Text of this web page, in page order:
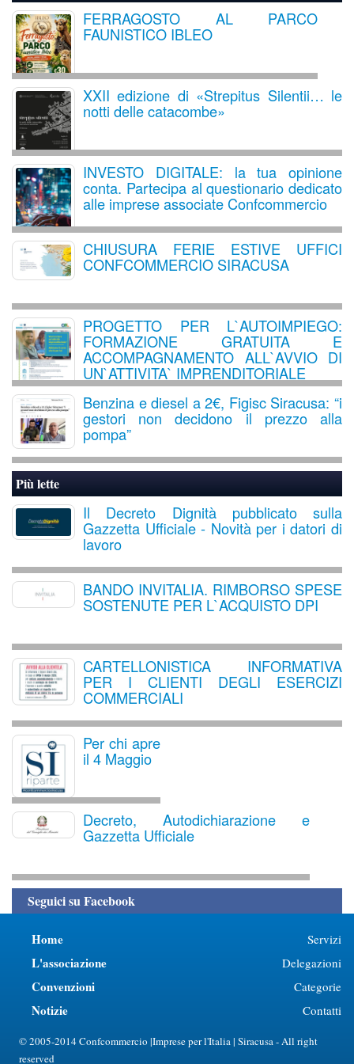
FERRAGOSTO AL PARCO
FAUNISTICO IBLEO
XXII edizione di «Strepitus Silentii… le
notti delle catacombe»
INVESTO DIGITALE: la tua opinione
conta. Partecipa al questionario dedicato
alle imprese associate Confcommercio
CHIUSURA FERIE ESTIVE UFFICI
CONFCOMMERCIO SIRACUSA
PROGETTO PER L`AUTOIMPIEGO:
FORMAZIONE GRATUITA E
ACCOMPAGNAMENTO ALL`AVVIO DI
UN`ATTIVITA` IMPRENDITORIALE
Benzina e diesel a 2€, Figisc Siracusa: “i
gestori non decidono il prezzo alla
pompa”
Più lette
Il Decreto Dignità pubblicato sulla
Gazzetta Ufficiale - Novità per i datori di
lavoro
BANDO INVITALIA. RIMBORSO SPESE
SOSTENUTE PER L`ACQUISTO DPI
CARTELLONISTICA INFORMATIVA
PER I CLIENTI DEGLI ESERCIZI
COMMERCIALI
Per chi apre
il 4 Maggio
Decreto, Autodichiarazione e
Gazzetta Ufficiale
Seguici su Facebook
Home
L'associazione
Convenzioni
Notizie
Servizi
Delegazioni
Categorie
Contatti
© 2005-2014 Confcommercio |Imprese per l'Italia | Siracusa - All right
reserved